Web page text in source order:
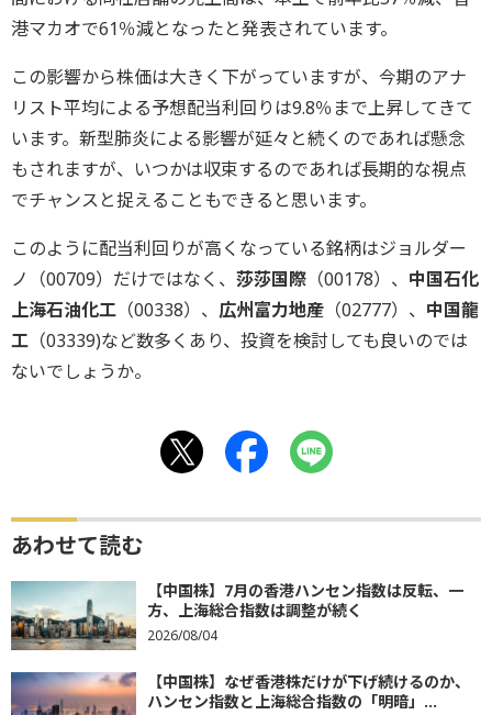
港マカオで61％減となったと発表されています。
この影響から株価は大きく下がっていますが、今期のアナ
リスト平均による予想配当利回りは9.8％まで上昇してきて
います。新型肺炎による影響が延々と続くのであれば懸念
もされますが、いつかは収束するのであれば長期的な視点
でチャンスと捉えることもできると思います。
このように配当利回りが高くなっている銘柄はジョルダー
ノ（00709）だけではなく、 莎莎国際 （00178）、 中国石化
上海石油化工 （00338）、 広州富力地産 （02777）、 中国龍
工 （03339)など数多くあり、投資を検討しても良いのでは
ないでしょうか。
あわせて読む
【中国株】7月の香港ハンセン指数は反転、一
方、上海総合指数は調整が続く
2026/08/04
【中国株】なぜ香港株だけが下げ続けるのか、
ハンセン指数と上海総合指数の「明暗」...